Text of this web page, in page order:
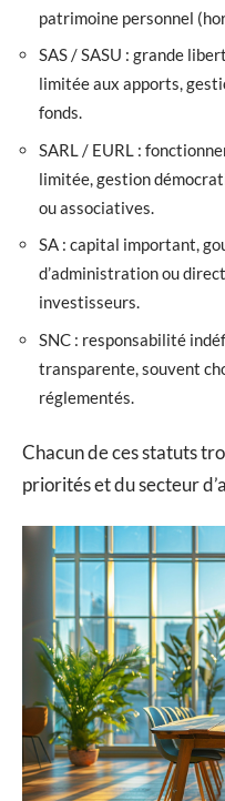
patrimoine personnel
SAS / SASU : grande
limitée aux apports,
fonds.
SARL / EURL :
limitée, gestion
ou associatives.
SA : capital important,
d’administration ou
investisseurs.
SNC : responsabilité
transparente, souvent
réglementés.
Chacun de ces statuts
priorités et du secteur